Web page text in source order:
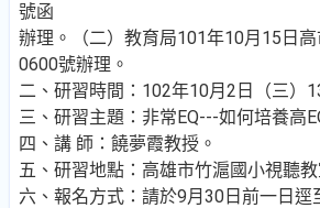
號函
辦理。（二）教育局101年10月15日
0600號辦理。
二、研習時間：102年10月2日（三）
三、研習主題：非常EQ---如何培養高
四、講 師：饒夢霞教授。
五、研習地點：高雄市竹滬國小視聽教
六、報名方式：請於9月30日前一日逕